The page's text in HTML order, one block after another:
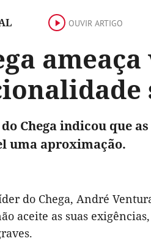
OUVIR ARTIGO
Chega indicou que
uma aproximação.
do Chega, André
aceite as suas